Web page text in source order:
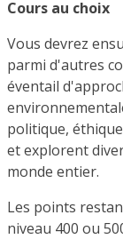
Cours au choix
Vous devrez
parmi d'autres
éventail
politique,
et explorent
monde entier.
Les points
niveau 400 ou